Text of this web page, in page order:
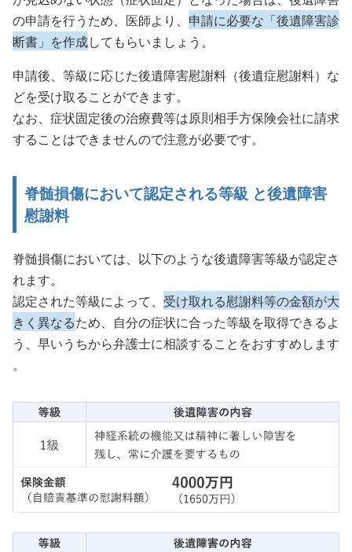
の申請を行うため、医師より、 申請に必要な「後遺障害診
断書」を作成してもらいましょう。
申請後、等級に応じた後遺障害慰謝料（後遺症慰謝料）な
どを受け取ることができます。
なお、症状固定後の治療費等は原則相手方保険会社に請求
することはできませんので注意が必要です。
脊髄損傷において認定される等級 と後遺障害
慰謝料
脊髄損傷においては、以下のような後遺障害等級が認定さ
れます。
認定された等級によって、 受け取れる慰謝料等の金額が大
きく異なるため、自分の症状に合った等級を取得できるよ
う、早いうちから弁護士に相談することをおすすめします
。